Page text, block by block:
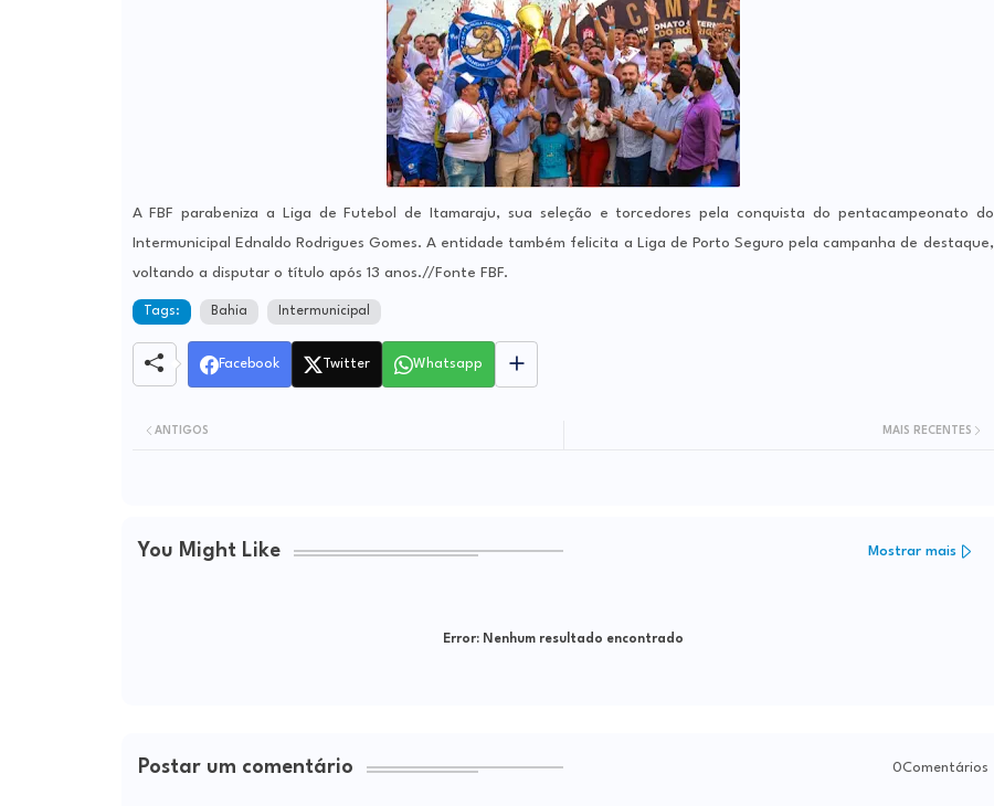
A FBF parabeniza a Liga de Futebol de Itamaraju, sua seleção e torcedores pela conquista do pentacampeonato do
Intermunicipal Ednaldo Rodrigues Gomes. A entidade também felicita a Liga de Porto Seguro pela campanha de destaque,
voltando a disputar o título após 13 anos.//Fonte FBF.
Tags: Bahia Intermunicipal
Facebook Twitter Whatsapp
MAIS RECENTES
ANTIGOS
You Might Like Mostrar mais
Error:Nenhum resultado encontrado
Postar um comentário 0Comentários